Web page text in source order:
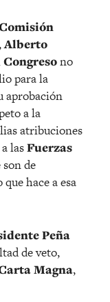
,Alberto
Congresono
para la
aprobación
a la
atribuciones
lasFuerzas
de
que hace a esa
Peña
de veto,
Magna,